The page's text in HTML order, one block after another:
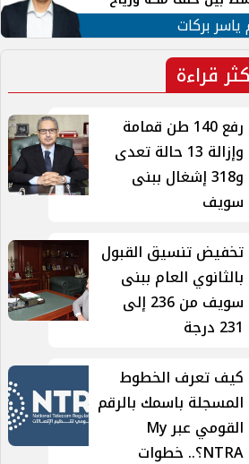
ياسر بركات
قراءة
رفع 140 طن قمامة
وإزالة 13 حالة تعدى
و318 إشغال ببنى
سويف
تخفيض تنسيق القبول
بالثانوي العام ببنى
سويف من 236 إلى
231 درجة
كيف تعرف الخطوط
المسجلة باسمك بالرقم
القومي عبر My
NTRA؟.. خطوات